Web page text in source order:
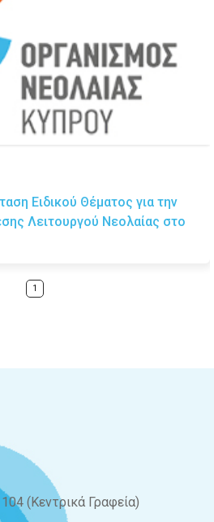
Ειδικού Θέματος για την
Λειτουργού Νεολαίας στο
1
(Κεντρικά Γραφεία)